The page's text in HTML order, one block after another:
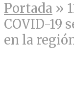
Portada »
COVID-19
en la